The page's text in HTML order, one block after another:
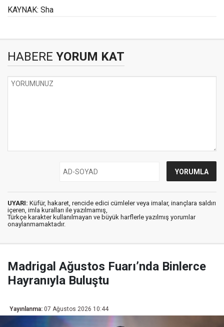
KAYNAK: Sha
HABERE YORUM KAT
UYARI: Küfür, hakaret, rencide edici cümleler veya imalar, inançlara saldırı
içeren, imla kuralları ile yazılmamış,
Türkçe karakter kullanılmayan ve büyük harflerle yazılmış yorumlar
onaylanmamaktadır.
Madrigal Ağustos Fuarı’nda Binlerce
Hayranıyla Buluştu
Yayınlanma: 07 Ağustos 2026 10:44